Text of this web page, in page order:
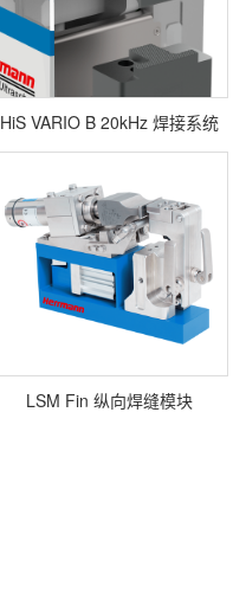
HiS VARIO B 20kHz 焊接系统
LSM Fin 纵向焊缝模块